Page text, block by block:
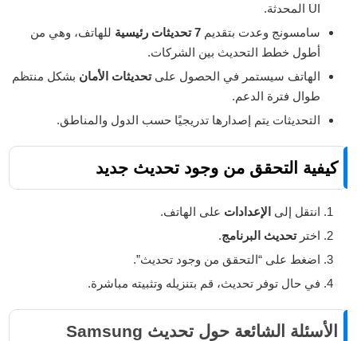
UI المحدثة.
سامسونج وعدت بتقديم 7 تحديثات رئيسية
للهاتف، وهي من
أطول خطط التحديث بين الشركات.
الهاتف سيستمر في الحصول علىتحديثات الأمان بشكل منتظم
طوال فترة الدعم.
التحديثات يتم إصدارها تدريجيًا حسب الدول والمناطق.
كيفية التحقق من وجود تحديث جديد
انتقل إلى الإعدادات على الهاتف.
اخترتحديث البرنامج.
اضغط على “التحقق من وجود تحديث”.
في حال توفر تحديث، قم بتنزيله وتثبيته مباشرة.
الأسئلة الشائعة حول تحديث Samsung